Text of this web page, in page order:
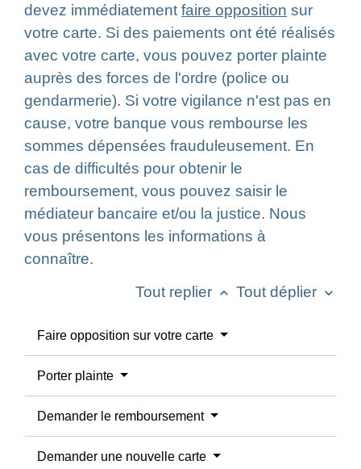
devez immédiatement faire opposition sur
votre carte. Si des paiements ont été réalisés
avec votre carte, vous pouvez porter plainte
auprès des forces de l'ordre (police ou
gendarmerie). Si votre vigilance n'est pas en
cause, votre banque vous rembourse les
sommes dépensées frauduleusement. En
cas de difficultés pour obtenir le
remboursement, vous pouvez saisir le
médiateur bancaire et/ou la justice. Nous
vous présentons les informations à
connaître.
Tout replier keyboard_arrow_up Tout déplier keyboard_arrow_down
Faire opposition sur votre carte
Porter plainte
Demander le remboursement
Demander une nouvelle carte